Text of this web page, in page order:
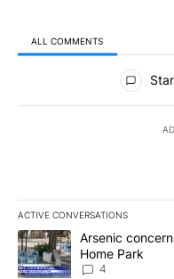
ALL COMMENTS
All Comments
ACTIVE CONVERSATIONS
The following is a list of
A trending article titled
Arsenic
Home Park
4